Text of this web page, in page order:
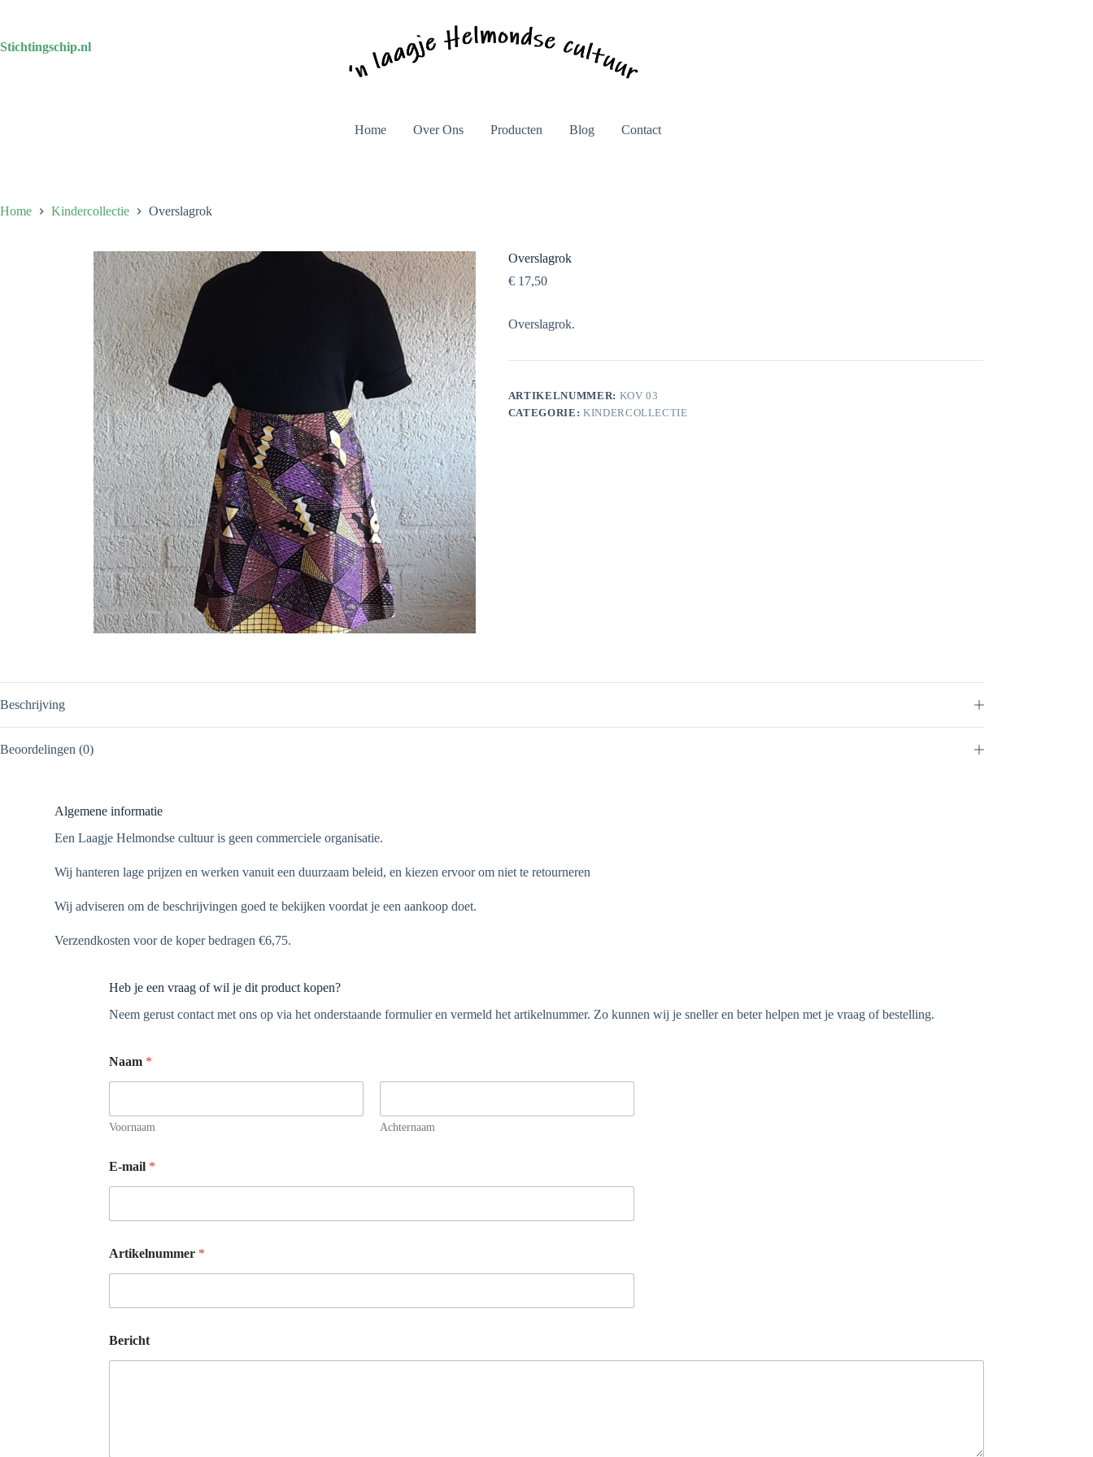
inhoud
Stichtingschip.nl
Home Over Ons Producten Blog Contact
Home Kindercollectie Overslagrok
Overslagrok
€17,50
Overslagrok.
ARTIKELNUMMER: KOV 03
CATEGORIE: KINDERCOLLECTIE
Beschrijving
Beoordelingen (0)
Algemene informatie
Een Laagje Helmondse cultuur is geen commerciele organisatie.
Wij hanteren lage prijzen en werken vanuit een duurzaam beleid, en kiezen ervoor om niet te retourneren
Wij adviseren om de beschrijvingen goed te bekijken voordat je een aankoop doet.
Verzendkosten voor de koper bedragen €6,75.
Heb je een vraag of wil je dit product kopen?
Neem gerust contact met ons op via het onderstaande formulier en vermeld het artikelnummer. Zo kunnen wij je sneller en beter helpen met je vraag of bestelling.
Naam *
Voornaam Achternaam
E-mail *
Artikelnummer *
a
a
Bericht